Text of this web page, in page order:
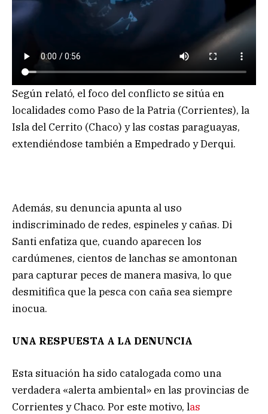
Según relató, el foco del conflicto se sitúa en
localidades como Paso de la Patria (Corrientes), la
Isla del Cerrito (Chaco) y las costas paraguayas,
extendiéndose también a Empedrado y Derqui.
Además, su denuncia apunta al uso
indiscriminado de redes, espineles y cañas. Di
Santi enfatiza que, cuando aparecen los
cardúmenes, cientos de lanchas se amontonan
para capturar peces de manera masiva, lo que
desmitifica que la pesca con caña sea siempre
inocua.
UNA RESPUESTA A LA DENUNCIA
Esta situación ha sido catalogada como una
verdadera «alerta ambiental» en las provincias de
Corrientes y Chaco. Por este motivo, las